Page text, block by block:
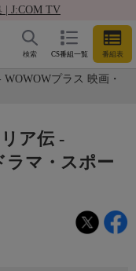
| J:COM TV
CS番組一覧 番組表
検索
プラス 映画・
ア伝 -
ラマ・スポー